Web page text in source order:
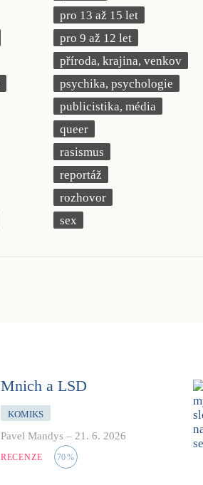
pro 13 až 15 let
pro 9 až 12 let
příroda, krajina, venkov
psychika, psychologie
publicistika, média
queer
rasismus
reportáž
rozhovor
sex
Mnich a LSD
KOMIKS
Pavel Mandys – 21. 6. 2026
RECENZE 70%